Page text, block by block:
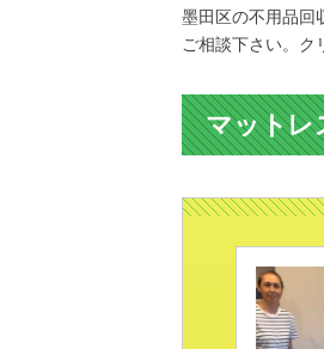
墨田区の不用品回
ご相談下さい。ク
マットレ